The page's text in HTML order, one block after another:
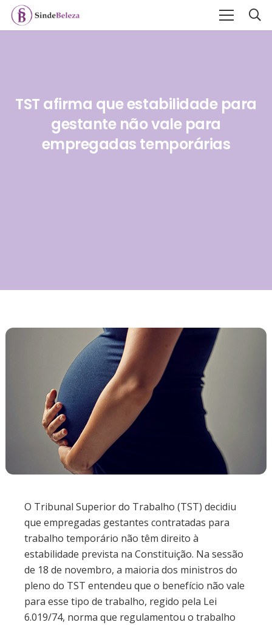
TST afirma que estabilidade para
gestante não vale para
empregadas temporárias
O Tribunal Superior do Trabalho (TST) decidiu
que empregadas gestantes contratadas para
trabalho temporário não têm direito à
estabilidade prevista na Constituição. Na sessão
de 18 de novembro, a maioria dos ministros do
pleno do TST entendeu que o benefício não vale
para esse tipo de trabalho, regido pela Lei
6.019/74, norma que regulamentou o trabalho